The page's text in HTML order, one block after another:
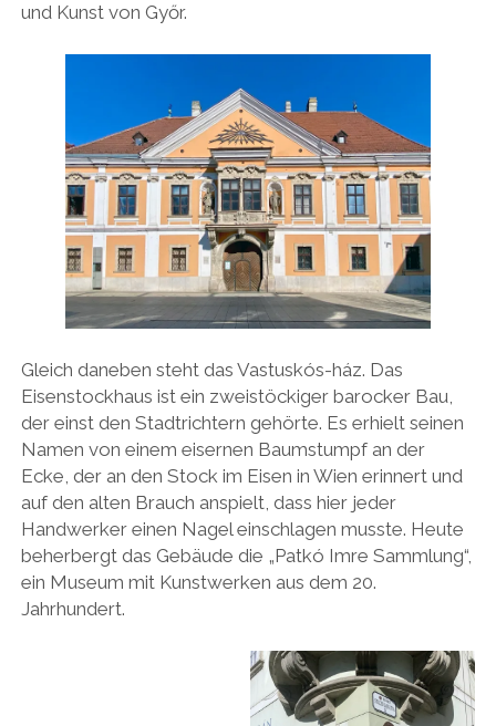
und Kunst von Győr.
Gleich daneben steht das Vastuskós-ház. Das
Eisenstockhaus ist ein zweistöckiger barocker Bau,
der einst den Stadtrichtern gehörte. Es erhielt seinen
Namen von einem eisernen Baumstumpf an der
Ecke, der an den Stock im Eisen in Wien erinnert und
auf den alten Brauch anspielt, dass hier jeder
Handwerker einen Nagel einschlagen musste. Heute
beherbergt das Gebäude die „Patkó Imre Sammlung“,
ein Museum mit Kunstwerken aus dem 20.
Jahrhundert.